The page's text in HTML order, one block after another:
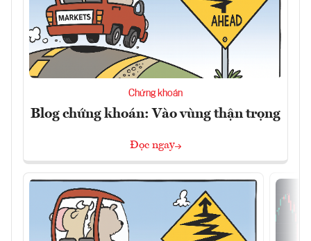
Chứng khoán
Blog chứng khoán: Vào vùng thận trọng
Đọc ngay